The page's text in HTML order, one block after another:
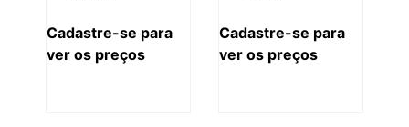
Cadastre-se para
ver os preços
Cadastre-se para
ver os preços